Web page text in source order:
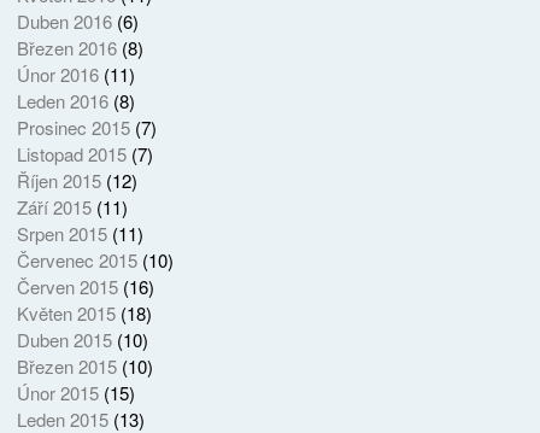
Duben 2016(6)
Březen 2016(8)
Únor 2016(11)
Leden 2016(8)
Prosinec 2015(7)
Listopad 2015(7)
Říjen 2015(12)
Září 2015(11)
Srpen 2015(11)
Červenec 2015(10)
Červen 2015(16)
Květen 2015(18)
Duben 2015(10)
Březen 2015(10)
Únor 2015(15)
Leden 2015(13)